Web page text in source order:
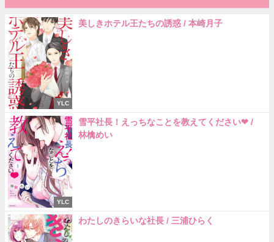
YLC
美しきホテル王たちの誘惑 / 本崎月子
YLC
雪平社長！えっちなことを教えてください❤ /
林檎めい
わたしのきらいな社長 / 三浦ひらく